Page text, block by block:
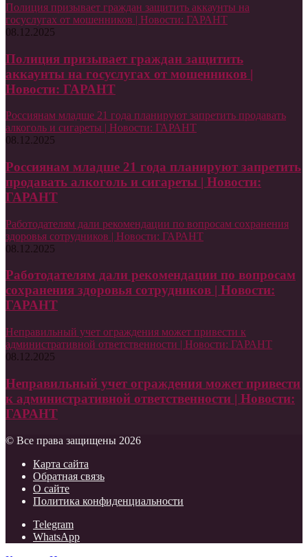
Полиция призывает граждан защитить аккаунты на
госуслугах от мошенников | Новости: ГАРАНТ
08.12.2025
Полиция призывает граждан защитить
аккаунты на госуслугах от мошенников |
Новости: ГАРАНТ
Россиянам младше 21 года планируют запретить продавать
алкоголь и сигареты | Новости: ГАРАНТ
08.12.2025
Россиянам младше 21 года планируют запретить
продавать алкоголь и сигареты | Новости:
ГАРАНТ
Работодателям дали рекомендации по вопросам сохранения
здоровья сотрудников | Новости: ГАРАНТ
08.12.2025
Работодателям дали рекомендации по вопросам
сохранения здоровья сотрудников | Новости:
ГАРАНТ
Неправильный учет ограждения может привести к
административной ответственности | Новости: ГАРАНТ
08.12.2025
Неправильный учет ограждения может привести
к административной ответственности | Новости:
ГАРАНТ
© Все права защищены 2026
Карта сайта
Обратная связь
О сайте
Политика конфиденциальности
Telegram
WhatsApp